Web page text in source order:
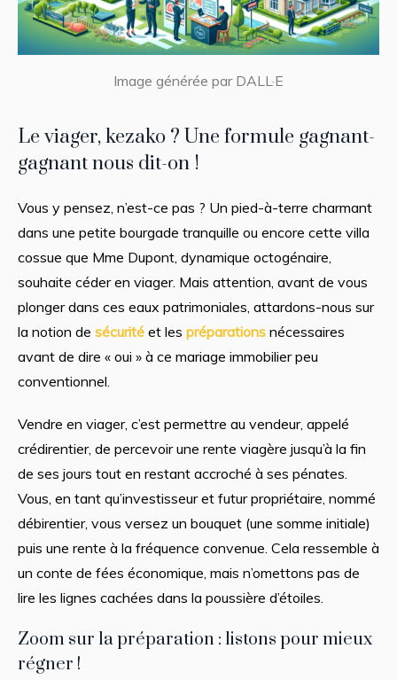
Image générée par DALL·E
Le viager, kezako ? Une formule gagnant-
gagnant nous dit-on !
Vous y pensez, n’est-ce pas ? Un pied-à-terre charmant
dans une petite bourgade tranquille ou encore cette villa
cossue que Mme Dupont, dynamique octogénaire,
souhaite céder en viager. Mais attention, avant de vous
plonger dans ces eaux patrimoniales, attardons-nous sur
la notion de sécurité et les préparations nécessaires
avant de dire « oui » à ce mariage immobilier peu
conventionnel.
Vendre en viager, c’est permettre au vendeur, appelé
crédirentier, de percevoir une rente viagère jusqu’à la fin
de ses jours tout en restant accroché à ses pénates.
Vous, en tant qu’investisseur et futur propriétaire, nommé
débirentier, vous versez un bouquet (une somme initiale)
puis une rente à la fréquence convenue. Cela ressemble à
un conte de fées économique, mais n’omettons pas de
lire les lignes cachées dans la poussière d’étoiles.
Zoom sur la préparation : listons pour mieux
régner !